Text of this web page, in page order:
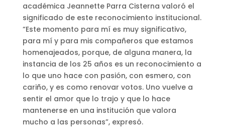
académica Jeannette Parra Cisterna valoró el
significado de este reconocimiento institucional.
“Este momento para mí es muy significativo,
para mí y para mis compañeros que estamos
homenajeados, porque, de alguna manera, la
instancia de los 25 años es un reconocimiento a
lo que uno hace con pasión, con esmero, con
cariño, y es como renovar votos. Uno vuelve a
sentir el amor que lo trajo y que lo hace
mantenerse en una institución que valora
mucho a las personas”, expresó.